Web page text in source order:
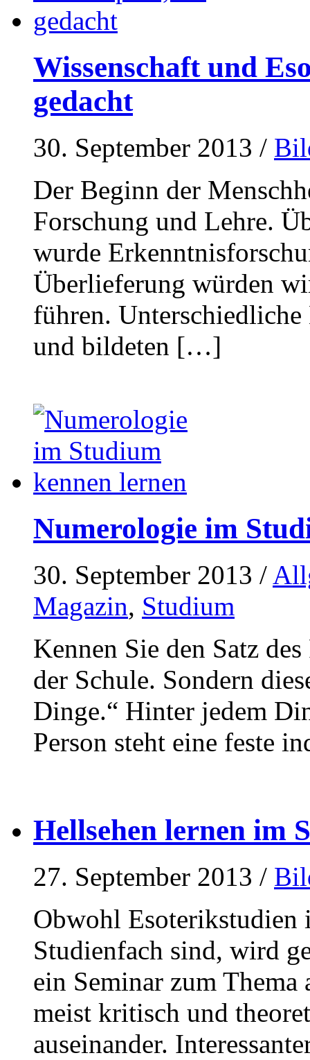
Wissenschaft und
gedacht
30. September 2013 /
Der Beginn der
Forschung und Lehre.
wurde
Überlieferung würden
führen.
und bildeten […]
Numerologie im
30. September 2013 /
Magazin, Studium
Kennen Sie den Satz
der Schule. Sondern
Dinge.“ Hinter jedem
Person steht eine feste
Hellsehen lernen im
27. September 2013 /
Obwohl Esoterikstudien
Studienfach sind, wird
ein Seminar zum Thema
meist kritisch und
auseinander.